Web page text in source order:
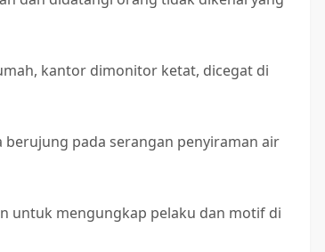
kantor dimonitor ketat, dicegat di
pada serangan penyiraman air
untuk mengungkap pelaku dan motif di